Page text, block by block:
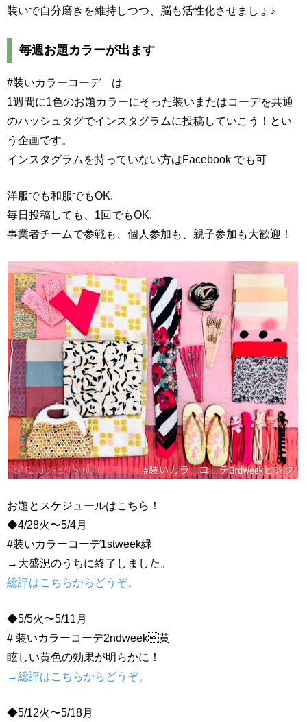
装いで自分磨きを維持しつつ、脳も活性化させましょ♪
毎週お題カラーが出ます
#装いカラーコーデ は
1週間に1色のお題カラーにそった装いまたはコーデを共通
のハッシュタグでインスタグラムに投稿していこう！とい
う企画です。
インスタグラムを持っていない方はFacebook でも可
洋服でも和服でもOK.
毎日投稿しても、1回でもOK.
事業者チームで参戦も、個人参加も、親子参加も大歓迎！
お題とスケジュールはこちら！
◆4/28火〜5/4月
#装いカラーコーデ1stweek緑
→大盛況のうちに終了しました。
総評はこちらからどうぞ。
◆5/5火〜5/11月
# 装いカラーコーデ2ndweek黄
眩しい黄色の効果が明らかに！
→総評はこちらからどうぞ。
◆5/12火〜5/18月